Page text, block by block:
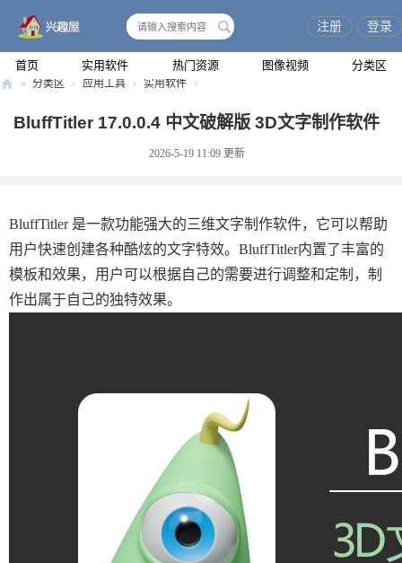
首页 实用软件 热门资源 图像视频 分类区
注册 登录
» 分类区 › 应用工具 › 实用软件 ›
BluffTitler 17.0.0.4 中文破解版 3D文字制作软件
2026-5-19 11:09 更新
BluffTitler 是一款功能强大的三维文字制作软件，它可以帮助
用户快速创建各种酷炫的文字特效。BluffTitler内置了丰富的
模板和效果，用户可以根据自己的需要进行调整和定制，制
作出属于自己的独特效果。